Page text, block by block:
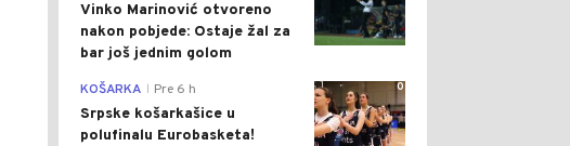
Vinko Marinović otvoreno
nakon pobjede: Ostaje žal za
bar još jednim golom
0
KOŠARKA Pre 6 h
Srpske košarkašice u
polufinalu Eurobasketa!